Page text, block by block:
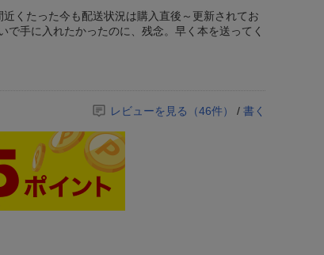
くたった今も配送状況は購入直後～更新されてお
手に入れたかったのに、残念。早く本を送ってく
レビューを見る（46件） / 書く